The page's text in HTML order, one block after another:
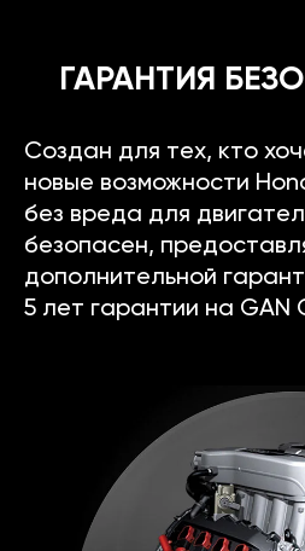
ГАРАНТИЯ
Создан для тех, кто
новые возможности
без вреда для
безопасен,
дополнительной
5 лет гарантии на GAN